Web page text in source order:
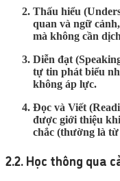
Thấu hiểu
quan và ngữ
mà không cần
Diễn đạt
tự tin phát biểu
không áp lực.
Đọc và Viết
được giới thiệu
chắc (thường là
2.2. Học thông qua